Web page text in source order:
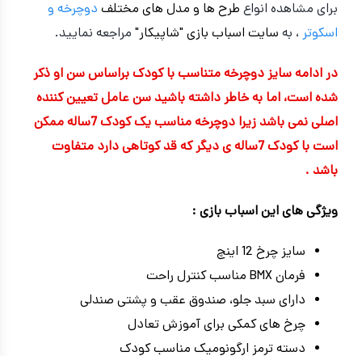
برای مشاهده انواع طرح ها و مدل های مختلف دوچرخه و
اسکوتر ، به سایت اسباب بازی "شاپیکار" مراجعه نمایید.
در ادامه سایز دوچرخه متناسب با کودک براساس سن او ذکر
شده است، اما به خاطر داشته باشید سن عامل تعیین کننده
اصلی نمی باشد زیرا دوچرخه مناسب یک کودک 7ساله ممکن
است با کودک 7ساله ی دیگر که قد کوتاهی دارد متفاوت
باشد .
ویژگی های این اسباب بازی :
سایز چرخ 12 اینچ
فرمان BMX مناسب کنترل راحت
دارای سبد جلو، صندوق عقب و پشتی صندلی
چرخ های کمکی برای آموزش تعادل
دسته ترمز ارگونومیک مناسب کودک